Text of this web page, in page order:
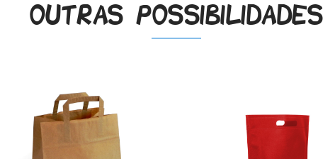
Outras possibilidades